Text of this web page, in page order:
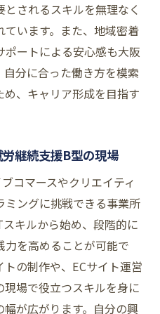
クリエイティブ力を活か
が学べる実践の場
ベーションを維持する
とライブ配信の可能性
継続支援B型の工夫
間との成長ストーリー
出会う仲間とピアサポー
まるチームワークの大
されるスキルを無理なく
います。また、地域密着
ートによる安心感も大阪
分に合った働き方を模索
、キャリア形成を目指す
継続支援B型の現場
コマースやクリエイティ
ミングに挑戦できる事業所
キルから始め、段階的に
力を高めることが可能で
の制作や、ECサイト運営
場で役立つスキルを身に
が広がります。自分の興